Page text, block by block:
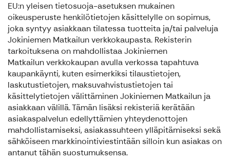
EU:n yleisen tietosuoja-asetuksen mukainen
oikeusperuste henkilötietojen käsittelylle on sopimus,
joka syntyy asiakkaan tilatessa tuotteita ja/tai palveluja
Jokiniemen Matkailun verkkokaupasta. Rekisterin
tarkoituksena on mahdollistaa Jokiniemen
Matkailun verkkokaupan avulla verkossa tapahtuva
kaupankäynti, kuten esimerkiksi tilaustietojen,
laskutustietojen, maksuvahvistustietojen tai
käsittelytietojen välittäminen Jokiniemen Matkailun ja
asiakkaan välillä. Tämän lisäksi rekisteriä kerätään
asiakaspalvelun edellyttämien yhteydenottojen
mahdollistamiseksi, asiakassuhteen ylläpitämiseksi sekä
sähköiseen markkinointiviestintään silloin kun asiakas on
antanut tähän suostumuksensa.